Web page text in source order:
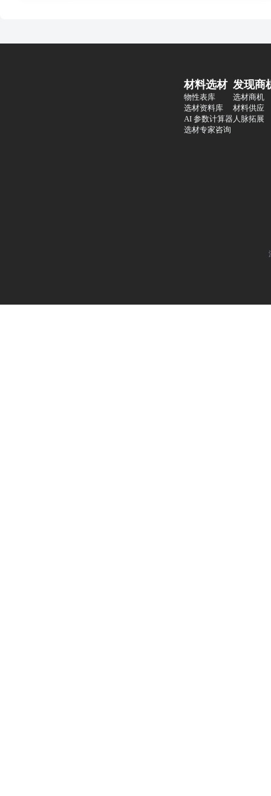
材料选材
物性表库
选材资料库
AI 参数计算器
选材专家咨询
发现商
选材商机
材料供应
人脉拓展